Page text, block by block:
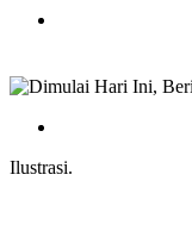
Ilustrasi.